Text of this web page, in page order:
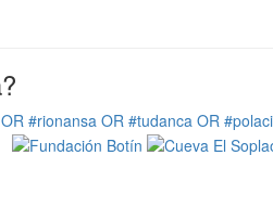
#rionansa OR #tudanca OR